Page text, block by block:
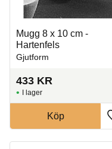
Mugg 8 x 10 cm -
Hartenfels
Gjutform
433 KR
I lager
Köp